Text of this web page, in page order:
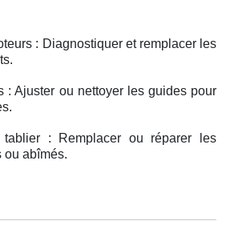
: Diagnostiquer et remplacer les
: Ajuster ou nettoyer les guides pour
tablier : Remplacer ou réparer les
ou abîmés.